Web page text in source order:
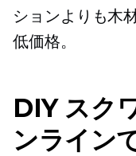
ションよりも木
低価格。
DIY スク
ンライン